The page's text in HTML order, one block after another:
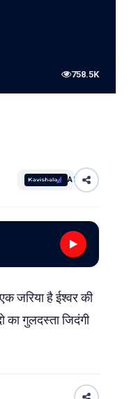
758.5K
AI
जरिया है ईश्वर की
का गुलदस्ता जिदंगी